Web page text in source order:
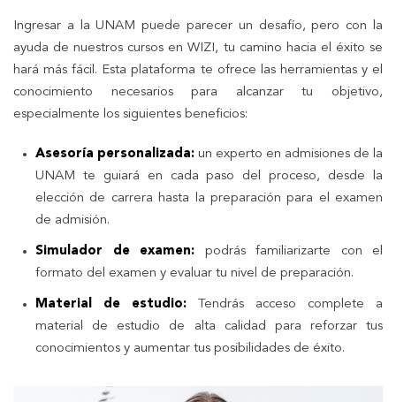
Ingresar a la UNAM puede parecer un desafío, pero con la
ayuda de nuestros cursos en WIZI, tu camino hacia el éxito se
hará más fácil. Esta plataforma te ofrece las herramientas y el
conocimiento necesarios para alcanzar tu objetivo,
especialmente los siguientes beneficios:
Asesoría personalizada: un experto en admisiones de la
UNAM te guiará en cada paso del proceso, desde la
elección de carrera hasta la preparación para el examen
de admisión.
Simulador de examen: podrás familiarizarte con el
formato del examen y evaluar tu nivel de preparación.
Material de estudio:
Tendrás acceso complete a
material de estudio de alta calidad para reforzar tus
conocimientos y aumentar tus posibilidades de éxito.